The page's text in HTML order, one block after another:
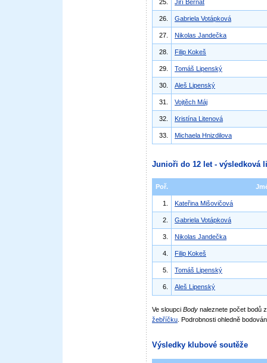
25. Jiří Bernat
26. Gabriela Votápková
27. Nikolas Jandečka
28. Filip Kokeš
29. Tomáš Lipenský
30. Aleš Lipenský
31. Vojtěch Máj
32. Kristína Litenová
33. Michaela Hnizdilova
Junioři do 12 let - výsledková
Poř.
1. Kateřina Mišovičová
2. Gabriela Votápková
3. Nikolas Jandečka
4. Filip Kokeš
5. Tomáš Lipenský
6. Aleš Lipenský
Ve sloupci Body naleznete počet bodů
žebříčku . Podrobnosti ohledně
Výsledky klubové soutěže